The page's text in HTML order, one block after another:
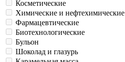
Косметические
Химические и нефтехимические
Фармацевтические
Биотехнологические
Бульон
Шоколад и глазурь